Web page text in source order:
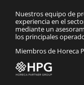
Nuestros equipo de
experiencia en el
mediante un
los principales
Miembros de Horeca